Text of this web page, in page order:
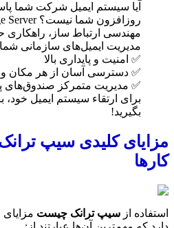
آیا سیستم ایمیل شرکت شما
مهندسی ارتباط ساز، راهکاری
مدیریت ایمیل‌های سازمانی
✅ امنیت و پایداری بالا
✅ دسترسی آسان از هر مکان و
✅ مدیریت متمرکز صندوق‌های
بگیرید!
مزایای کلیدی سیپ
کارها
استفاده از سیپ ترانک چیست